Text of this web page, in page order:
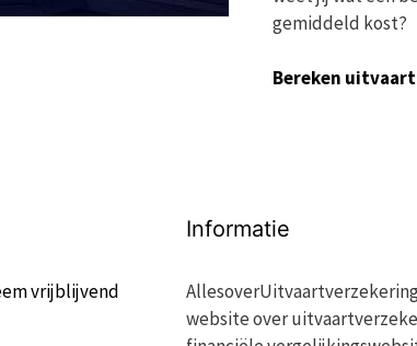
gemiddeld kost?
Bereken
vrijblijvend
Informatie
website over